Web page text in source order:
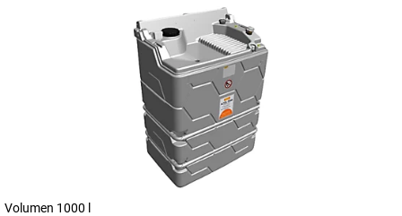
Volumen 1000 l